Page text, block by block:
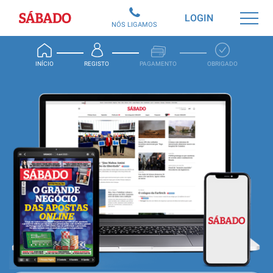
Sábado
INÍCIO REGISTO PAGAMENTO OBRIGADO
LOGIN
NÓS LIGAMOS